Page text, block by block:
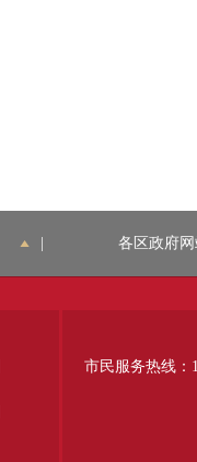
各区政府
市民服务热线：